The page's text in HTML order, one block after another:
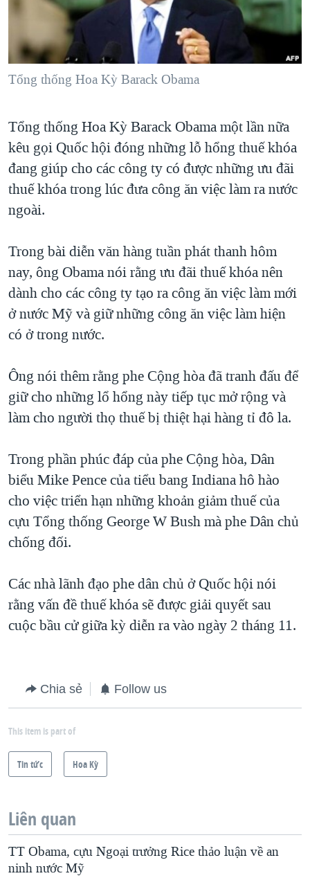
"Tìm"
NGƯỜI VIỆT HẢI NGOẠI
ĐỜI SỐNG
KINH TẾ
KHOA HỌC
THỂ THAO
GIÁO DỤC
TẠI
HÀNH TRÌNH BẦU CỬ 2024
MỘT NĂM CHIẾN TRANH TẠI DẢI GAZA
GIẢI MÃ VÀNH ĐAI & CON ĐƯỜNG
TRỊNH VĨNH BÌNH - NGƯỜI HẠ 'BÊN THẮNG CUỘC'
GROUND ZERO – XƯA VÀ NAY
CHI PHÍ CHIẾN TRANH AFGHANISTAN
CÁC GIÁ TRỊ CỘNG HÒA Ở VIỆT NAM
TRỊNH VĨNH BÌNH VS. CHÍNH PHỦ VIỆT NAM
NGƯ DÂN VIỆT VÀ LÀN SÓNG TRỘM HẢI SÂM
BÊN KIA QUỐC LỘ: TIẾNG VỌNG TỪ NÔNG THÔN MỸ
QUAN HỆ VIỆT MỸ
VIDEO
NGHE
MẠNG XÃ HỘI
Ngôn ngữ khác
Tổng thống Hoa Kỳ Barack Obama
Tổng thống Hoa Kỳ Barack Obama một lần nữa
kêu gọi Quốc hội đóng những lỗ hổng thuế khóa
đang giúp cho các công ty có được những ưu đãi
thuế khóa trong lúc đưa công ăn việc làm ra nước
ngoài.
Trong bài diễn văn hàng tuần phát thanh hôm
nay, ông Obama nói rằng ưu đãi thuế khóa nên
dành cho các công ty tạo ra công ăn việc làm mới
ở nước Mỹ và giữ những công ăn việc làm hiện
có ở trong nước.
Ông nói thêm rằng phe Cộng hòa đã tranh đấu để
giữ cho những lổ hổng này tiếp tục mở rộng và
làm cho người thọ thuế bị thiệt hại hàng tỉ đô la.
Trong phần phúc đáp của phe Cộng hòa, Dân
biểu Mike Pence của tiểu bang Indiana hô hào
cho việc triển hạn những khoản giảm thuế của
cựu Tổng thống George W Bush mà phe Dân chủ
chống đối.
Các nhà lãnh đạo phe dân chủ ở Quốc hội nói
rằng vấn đề thuế khóa sẽ được giải quyết sau
cuộc bầu cử giữa kỳ diễn ra vào ngày 2 tháng 11.
Chia sẻ Follow us
This item is part of
Tin tức Hoa Kỳ
Liên quan
TT Obama, cựu Ngoại trưởng Rice thảo luận về an
ninh nước Mỹ